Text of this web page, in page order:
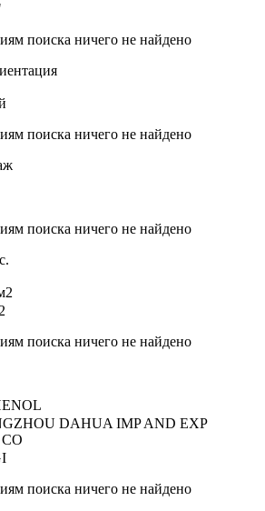
поиска ничего не найдено
поиска ничего не найдено
поиска ничего не найдено
поиска ничего не найдено
DAHUA IMP AND EXP
поиска ничего не найдено